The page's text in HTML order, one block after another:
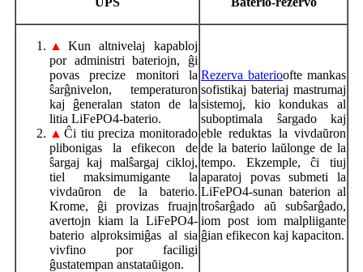
▲ Kun altnivelaj kapabloj
por administri bateriojn, ĝi
povas precize monitori la
ŝarĝnivelon, temperaturon
kaj ĝeneralan staton de la
litia LiFePO4-baterio.
▲ Ĉi tiu preciza monitorado
plibonigas la efikecon de
ŝargaj kaj malŝargaj cikloj,
tiel maksimumigante la
vivdaŭron de la baterio.
Krome, ĝi provizas fruajn
avertojn kiam la LiFePO4-
baterio alproksimiĝas al sia
vivfino por faciligi
ĝustatempan anstataŭigon.
Rezerva baterioofte mankas
sofistikaj bateriaj mastrumaj
sistemoj, kio kondukas al
suboptimala ŝargado kaj
eble reduktas la vivdaŭron
de la baterio laŭlonge de la
tempo. Ekzemple, ĉi tiuj
aparatoj povas submeti la
LiFePO4-sunan baterion al
troŝarĝado aŭ subŝarĝado,
iom post iom malpliigante
ĝian efikecon kaj kapaciton.